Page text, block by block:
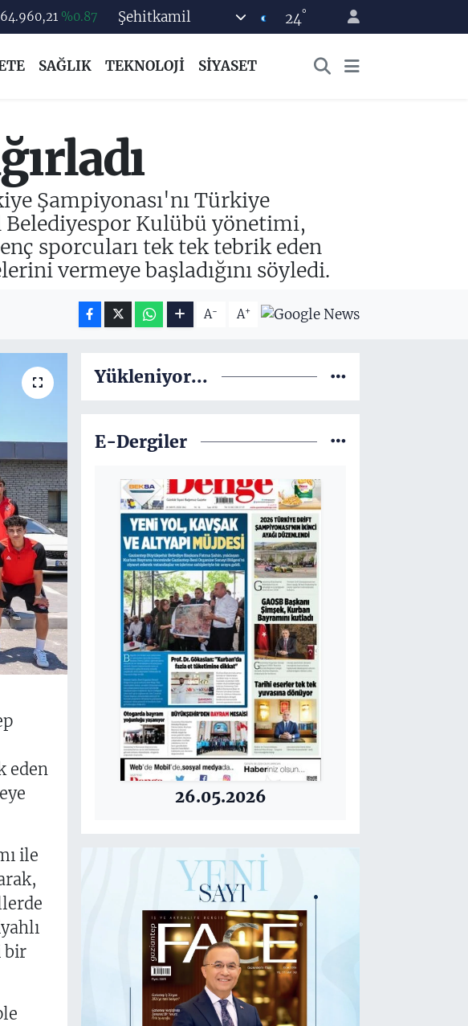
47,7436 %0.18
64,4811 %0.38
64.960,21 %0.87
Şehitkamil 24°
SAĞLIK TEKNOLOJİ SİYASET
Şampiyonası'nı Türkiye
Kulübü yönetimi,
sporcuları tek tek tebrik eden
vermeye başladığını söyledi.
A- A+
eden
ile
bir
Yükleniyor...
E-Dergiler
26.05.2026